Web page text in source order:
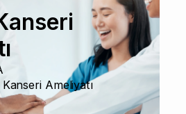
Ameliyatı